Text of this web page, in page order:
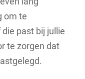
om te
past bij jullie
te zorgen dat